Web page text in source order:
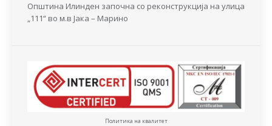
Општина Илинден започна со реконструкција на улица
„111“ во м.в Јака – Марино
Политика на квалитет